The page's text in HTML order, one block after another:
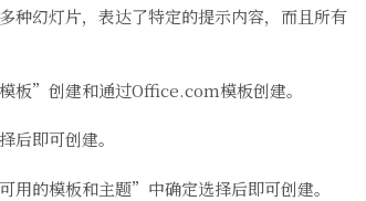
幻灯片，表达了特定的提示内容，而且所有
板”创建和通过Office.com模板创建。
即可创建。
的模板和主题”中确定选择后即可创建。